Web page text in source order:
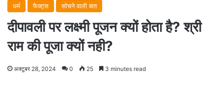
धर्म फैक्ट्स सोचने वाली बात
दीपावली पर लक्ष्मी पूजन क्यों होता है? श्री
राम की पूजा क्यों नही?
अक्टूबर 28, 2024 0 25 3 minutes read